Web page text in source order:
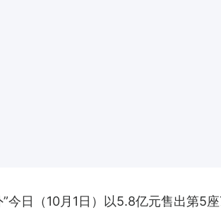
日（10月1日）以5.8亿元售出第5